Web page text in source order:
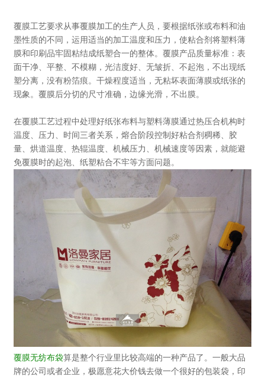
覆膜工艺要求从事覆膜加工的生产人员，要根据纸张或布料和油
墨性质的不同，运用适当的加工温度和压力，使粘合剂将塑料薄
膜和印刷品牢固粘结成纸塑合一的整体。覆膜产品质量标准：表
面干净、平整、不模糊，光洁度好、无皱折、不起泡，不出现纸
塑分离，没有粉箔痕。干燥程度适当，无粘坏表面薄膜或纸张的
现象。覆膜后分切的尺寸准确，边缘光滑，不出膜。
在覆膜工艺过程中处理好纸张布料与塑料薄膜通过热压合机构时
温度、压力、时间三者关系，熔合阶段控制好粘合剂稠稀、胶
量、烘道温度、热辊温度、机械压力、机械速度等因素，就能避
免覆膜时的起泡、纸塑粘合不牢等方面问题。
覆膜无纺布袋算是整个行业里比较高端的一种产品了。一般大品
牌的公司或者企业，极愿意花大价钱去做一个很好的包装袋，印